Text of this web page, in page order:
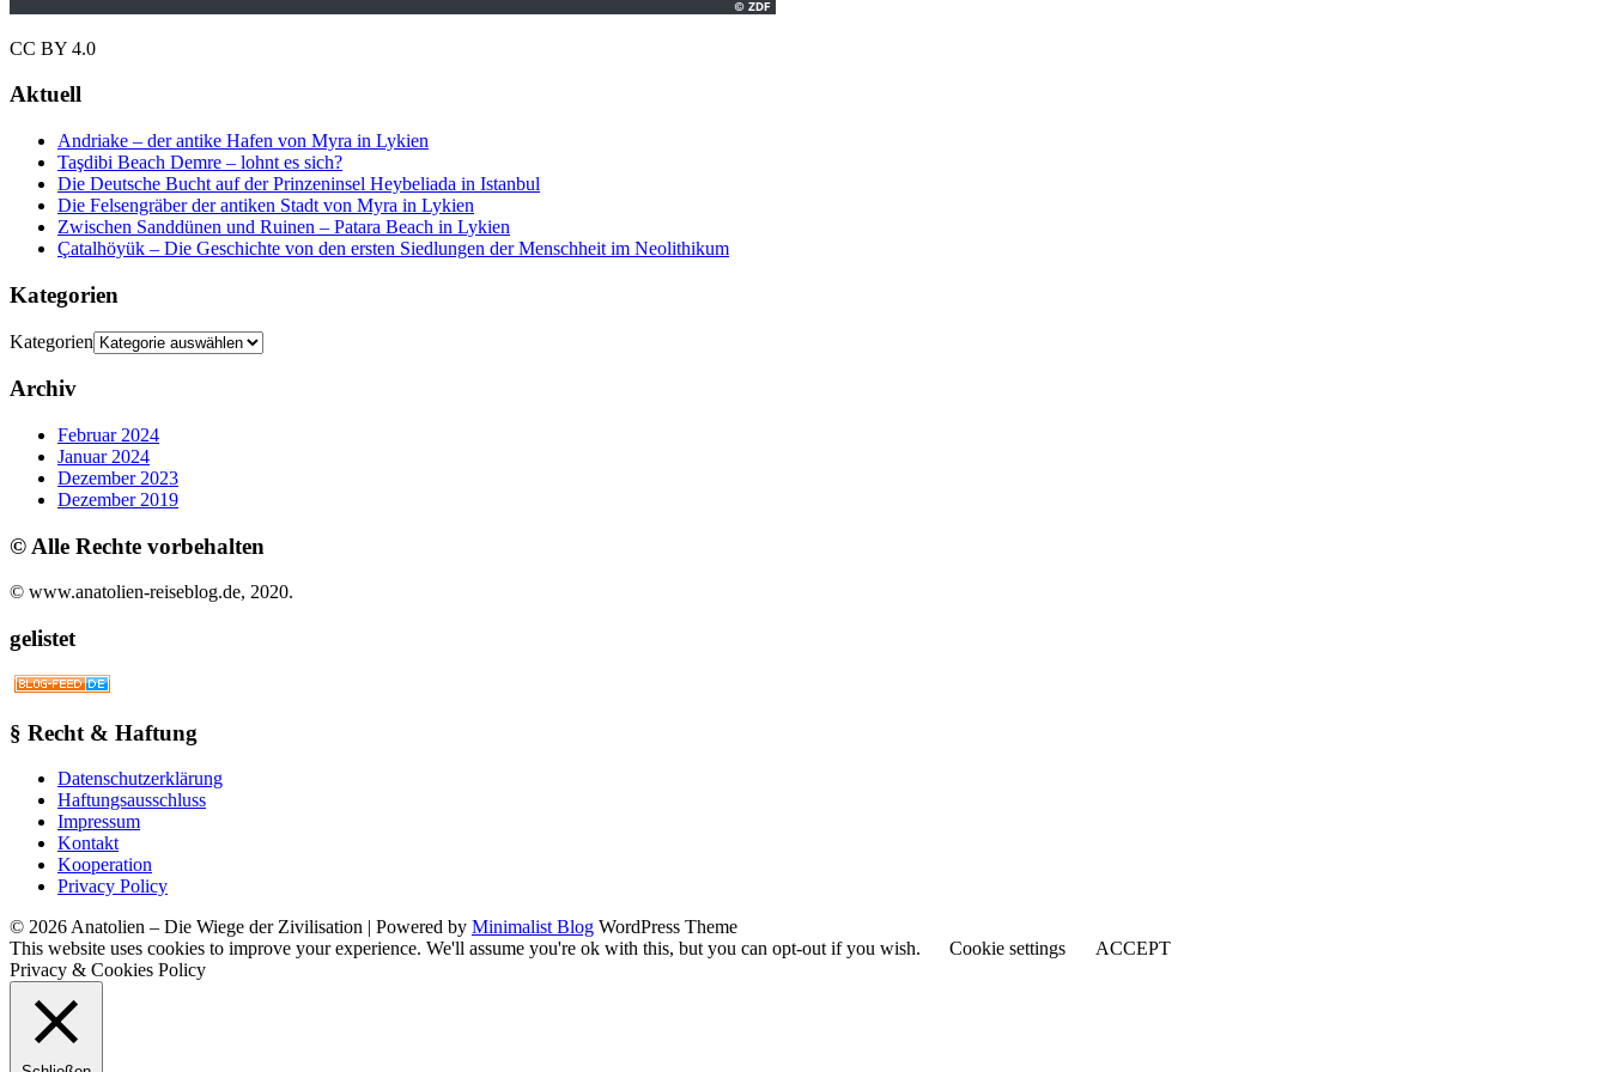
CC BY 4.0
Aktuell
Andriake – der antike Hafen von Myra in Lykien
Taşdibi Beach Demre – lohnt es sich?
Die Deutsche Bucht auf der Prinzeninsel Heybeliada in Istanbul
Die Felsengräber der antiken Stadt von Myra in Lykien
Zwischen Sanddünen und Ruinen – Patara Beach in Lykien
Çatalhöyük – Die Geschichte von den ersten Siedlungen der Menschheit im Neolithikum
Kategorien
Kategorien
Archiv
Februar 2024
Januar 2024
Dezember 2023
Dezember 2019
© Alle Rechte vorbehalten
© www.anatolien-reiseblog.de, 2020.
gelistet
§ Recht & Haftung
Datenschutzerklärung
Haftungsausschluss
Impressum
Kontakt
Kooperation
Privacy Policy
© 2026 Anatolien – Die Wiege der Zivilisation | Powered by Minimalist Blog WordPress Theme
This website uses cookies to improve your experience. We'll assume you're ok with this, but you can opt-out if you wish.
Cookie settings
ACCEPT
Privacy & Cookies Policy